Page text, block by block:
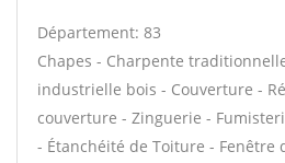
Département: 83
Chapes - Charpente
industrielle bois - Couverture -
couverture - Zinguerie -
- Étanchéité de Toiture - Fenêtre